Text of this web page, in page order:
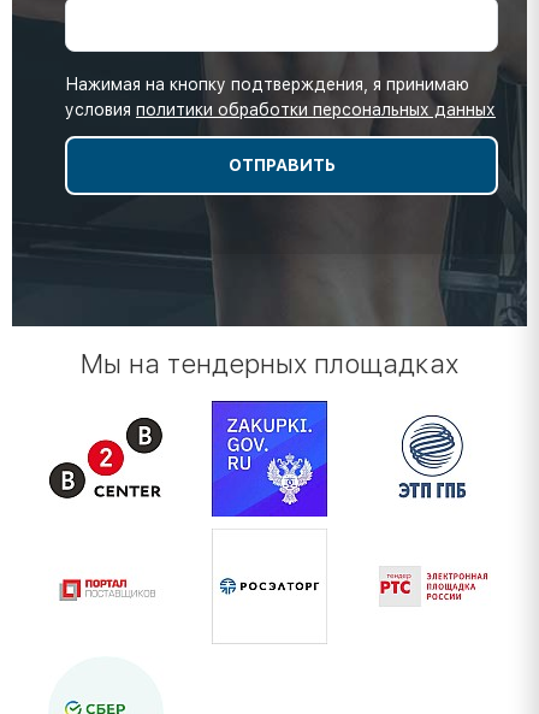
Нажимая на кнопку подтверждения, я принимаю
условия политики обработки персональных данных
Мы на тендерных площадках